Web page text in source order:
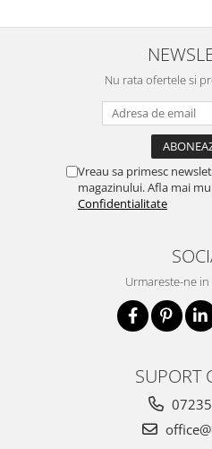
Nu rata ofertele si
Vreau sa primesc
magazinului. Afla mai
Confidentialitate
Urmareste-ne
SUPORT